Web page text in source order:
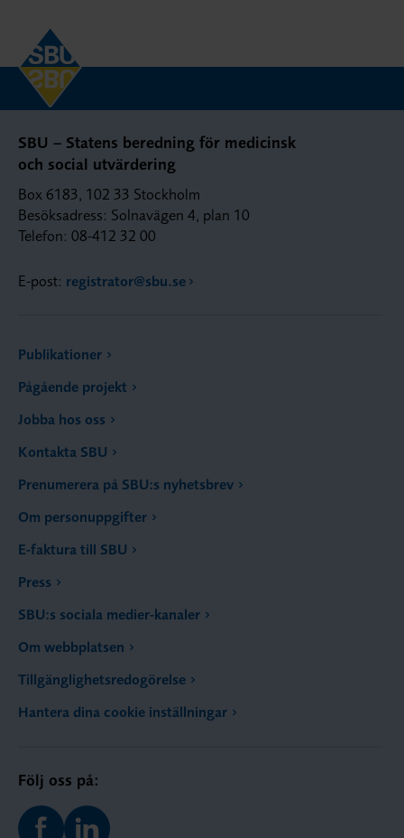
SBU – Statens beredning för medicinsk
och social utvärdering
Box 6183, 102 33 Stockholm
Besöksadress: Solnavägen 4, plan 10
Telefon: 08-412 32 00
E-post: registrator@sbu.se
Publikationer
Pågående projekt
Jobba hos oss
Kontakta SBU
Prenumerera på SBU:s nyhetsbrev
Om personuppgifter
E-faktura till SBU
Press
SBU:s sociala medier-kanaler
Om webbplatsen
Tillgänglighetsredogörelse
Hantera dina cookie inställningar
Följ oss på: